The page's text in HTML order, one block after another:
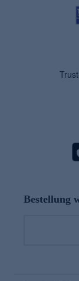
Bestellung